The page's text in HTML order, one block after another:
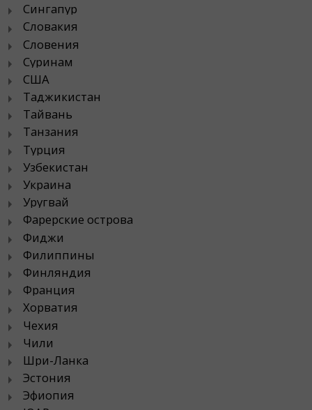
Сингапур
Словакия
Словения
Суринам
США
Таджикистан
Тайвань
Танзания
Турция
Узбекистан
Украина
Уругвай
Фарерские острова
Фиджи
Филиппины
Финляндия
Франция
Хорватия
Чехия
Чили
Шри-Ланка
Эстония
Эфиопия